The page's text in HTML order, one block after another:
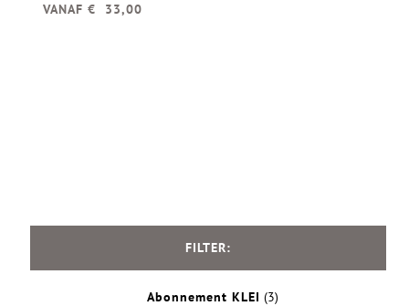
VANAF € 33,00
FILTER:
Abonnement KLEI (3)